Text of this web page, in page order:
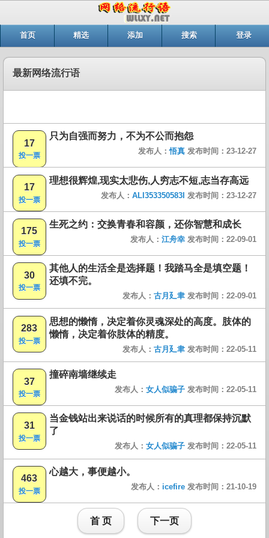
首页 精选 添加 搜索 登录
最新网络流行语
17
投一票
只为自强而努力，不为不公而抱怨
发布人：悟真 发布时间：23-12-27
17
投一票
理想很辉煌,现实太悲伤,人穷志不短,志当存高远
发布人： ALI353350583I 发布时间：23-12-27
175
投一票
生死之约：交换青春和容颜，还你智慧和成长
发布人： 江舟幸 发布时间：22-09-01
30
投一票
其他人的生活全是选择题！我踏马全是填空题！
还填不完。
发布人： 古月廴聿 发布时间：22-09-01
283
投一票
思想的懒惰，决定着你灵魂深处的高度。肢体的
懒惰，决定着你肢体的精度。
发布人： 古月廴聿 发布时间：22-05-11
37
投一票
撞碎南墙继续走
发布人： 女人似骗子 发布时间：22-05-11
31
投一票
当金钱站出来说话的时候所有的真理都保持沉默
了
发布人： 女人似骗子 发布时间：22-05-11
463
投一票
心越大，事便越小。
发布人： icefire 发布时间：21-10-19
首 页 下一页